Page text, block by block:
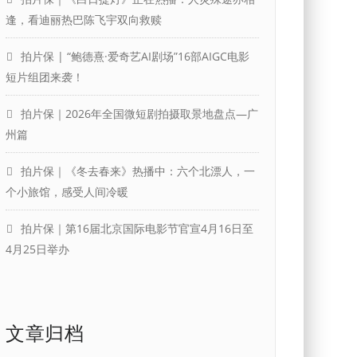
逢，看迪丽热巴陈飞宇双向救赎
拍片保 | “鲍德熹·爱奇艺AI剧场”16部AIGC电影
短片组团来袭！
拍片保｜2026年全国微短剧拍摄取景地盘点—广
州篇
拍片保｜《冬去春来》热播中：六个北漂人，一
个小旅馆，感受人间冷暖
拍片保｜第16届北京国际电影节官宣4月16日至
4月25日举办
文章归档